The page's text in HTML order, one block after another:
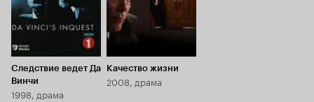
Следствие ведет Да
Винчи
1998, драма
Качество жизни
2008, драма